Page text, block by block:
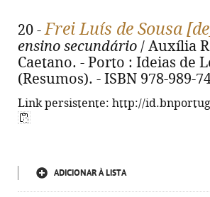
20 -Frei Luís de Sousa
ensino secundário / Auxília
Caetano. - Porto : Ideias de
(Resumos). - ISBN 978-989-
Link persistente: http://
ADICIONAR À LISTA